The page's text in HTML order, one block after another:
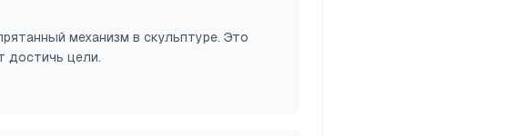
механизм в скульптуре. Это
достичь цели.